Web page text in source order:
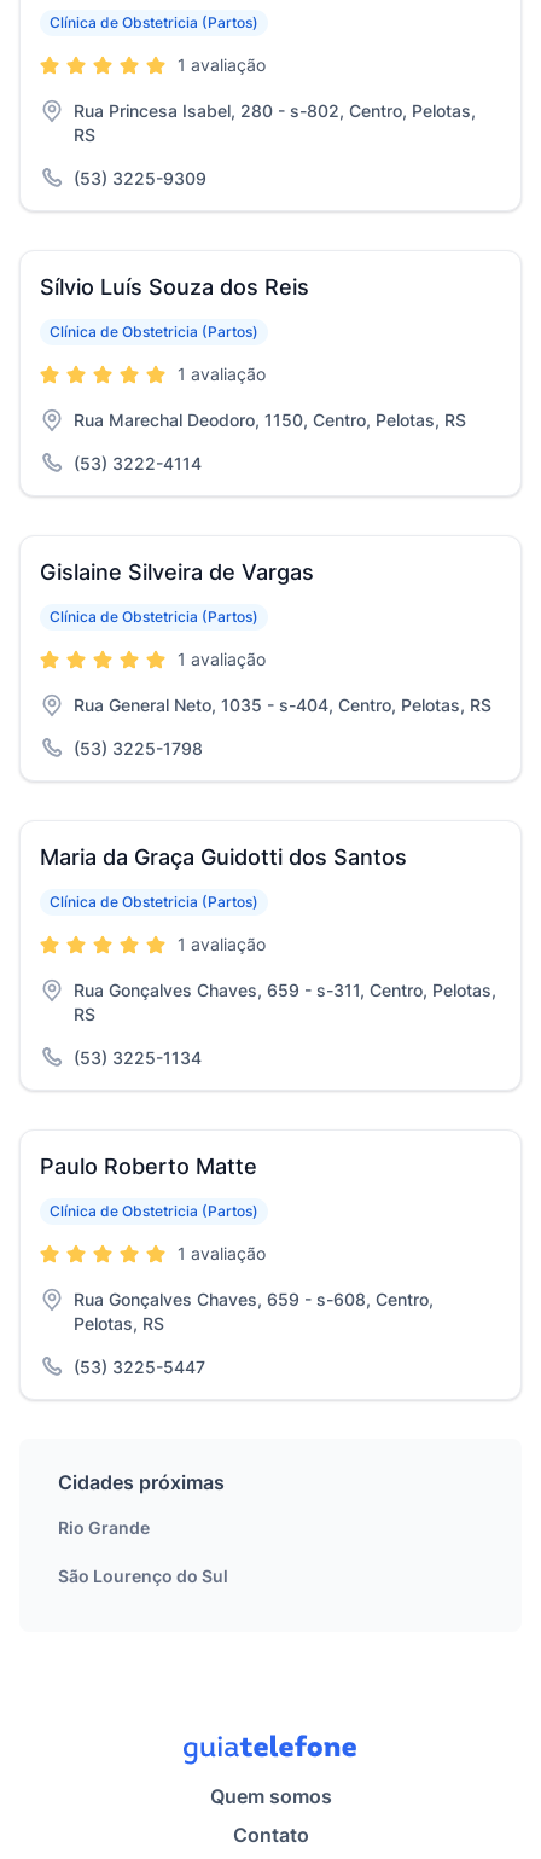
Clínica de Obstetricia (Partos)
1 avaliação
Rua Princesa Isabel, 280 - s-802, Centro, Pelotas,
RS
(53) 3225-9309
Sílvio Luís Souza dos Reis
Clínica de Obstetricia (Partos)
1 avaliação
Rua Marechal Deodoro, 1150, Centro, Pelotas, RS
(53) 3222-4114
Gislaine Silveira de Vargas
Clínica de Obstetricia (Partos)
1 avaliação
Rua General Neto, 1035 - s-404, Centro, Pelotas, RS
(53) 3225-1798
Maria da Graça Guidotti dos Santos
Clínica de Obstetricia (Partos)
1 avaliação
Rua Gonçalves Chaves, 659 - s-311, Centro, Pelotas,
RS
(53) 3225-1134
Paulo Roberto Matte
Clínica de Obstetricia (Partos)
1 avaliação
Rua Gonçalves Chaves, 659 - s-608, Centro,
Pelotas, RS
(53) 3225-5447
Cidades próximas
Rio Grande
São Lourenço do Sul
Quem somos
Contato